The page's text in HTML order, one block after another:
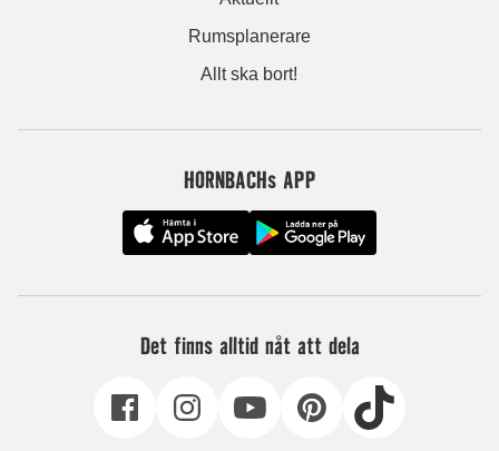
Rumsplanerare
Allt ska bort!
HORNBACHs APP
Det finns alltid nåt att dela